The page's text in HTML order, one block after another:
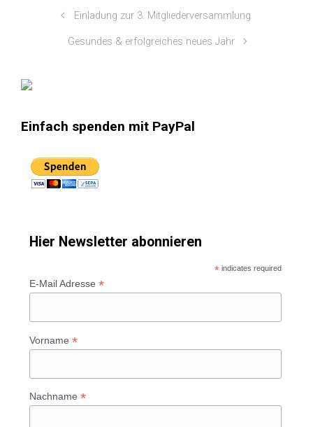
Einladung zur 3. Mitgliederversammlung
Gesundes & erfolgreiches neues Jahr
Einfach spenden mit PayPal
Hier Newsletter abonnieren
*indicates required
E-Mail Adresse *
Vorname *
Nachname *